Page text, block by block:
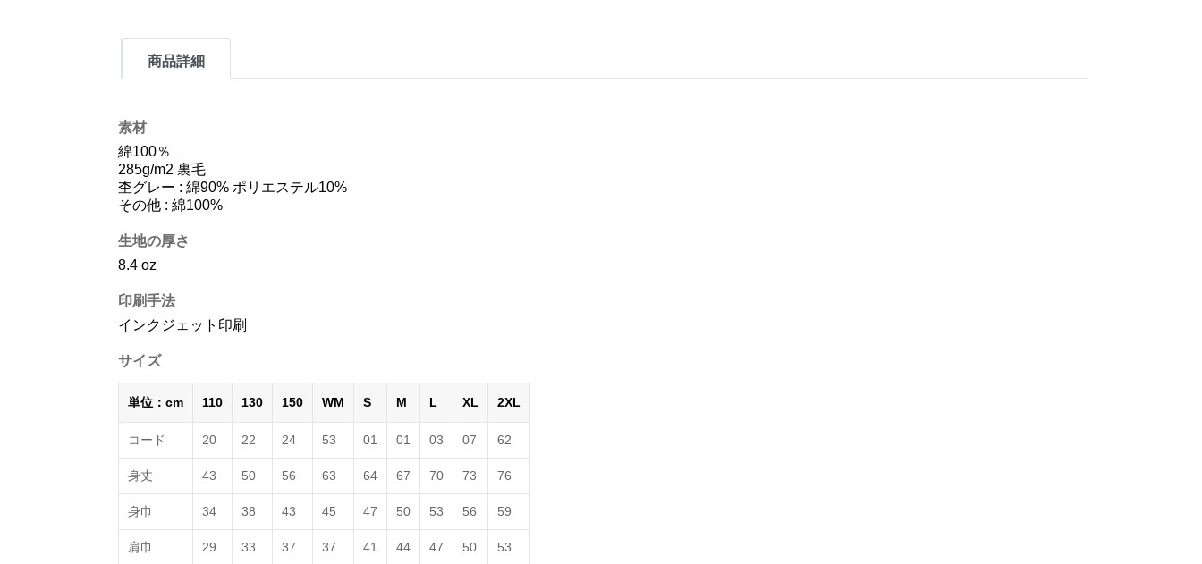
商品詳細
素材
綿100％
285g/m2 裏毛
杢グレー : 綿90% ポリエステル10%
その他 : 綿100%
生地の厚さ
8.4 oz
印刷手法
インクジェット印刷
サイズ
単位：cm 110 130 150 WM S M L XL 2XL
コード 20 22 24 53 01 01 03 07 62
身丈 43 50 56 63 64 67 70 73 76
身巾 34 38 43 45 47 50 53 56 59
肩巾 29 33 37 37 41 44 47 50 53